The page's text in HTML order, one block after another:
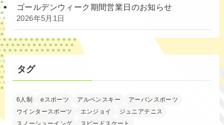
ゴールデンウィーク期間営業日のお知らせ
2026年5月1日
タグ
6人制 eスポーツ アルペンスキー
アーバンスポーツ
ウインタースポーツ
エンジョイ
ジュニアテニス